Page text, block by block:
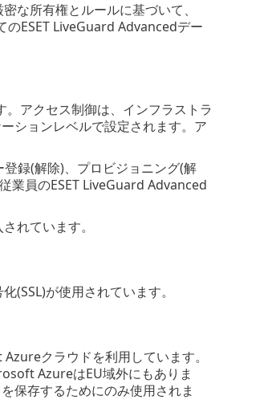
な所有権とルールに基づいて、
のESET LiveGuard Advancedデー
アクセス制御は、インフラストラ
ションレベルで設定されます。ア
録(解除)、プロビジョニング(解
業員のESET LiveGuard Advanced
れています。
(SSL)が使用されています。
クラウドを利用しています。
AzureはEU域外にもありま
保存するためにのみ使用されま